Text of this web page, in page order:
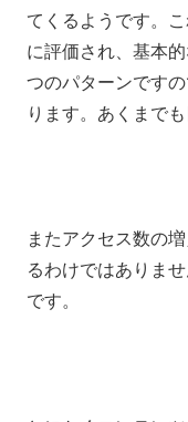
てくるようです。
に評価され、基本
つのパターンです
ります。あくまで
またアクセス数の
るわけではありま
です。